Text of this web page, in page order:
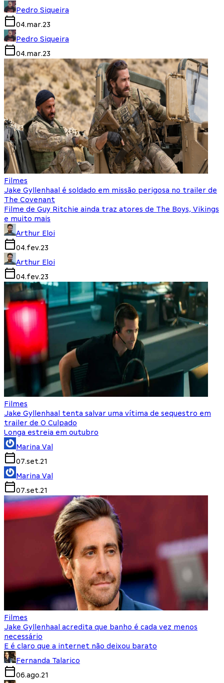
Pedro Siqueira
04.mar.23
Pedro Siqueira
04.mar.23
Filmes
Jake Gyllenhaal é soldado em missão perigosa no trailer de
The Covenant
Filme de Guy Ritchie ainda traz atores de The Boys, Vikings
e muito mais
Arthur Eloi
04.fev.23
Arthur Eloi
04.fev.23
Filmes
Jake Gyllenhaal tenta salvar uma vítima de sequestro em
trailer de O Culpado
Longa estreia em outubro
Marina Val
07.set.21
Marina Val
07.set.21
Filmes
Jake Gyllenhaal acredita que banho é cada vez menos
necessário
E é claro que a internet não deixou barato
Fernanda Talarico
06.ago.21